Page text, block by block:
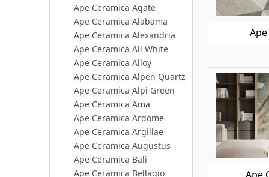
Ape
Ape Ceramica Agate
Ape Ceramica Alabama
Ape Ceramica Alexandria
Ape Ceramica All White
Ape Ceramica Alloy
Ape Ceramica Alpen Quartz
Ape Ceramica Alpi Green
Ape Ceramica Ama
Ape Ceramica Ardome
Ape Ceramica Argillae
Ape Ceramica Augustus
Ape Ceramica Bali
Ape Ceramica Bellagio